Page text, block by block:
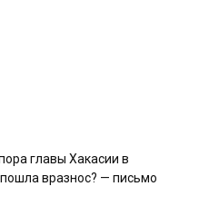
главы Хакасии в
вразнос? — письмо